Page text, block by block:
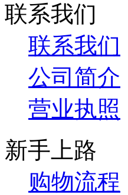
联系我们
联系我们
公司简介
营业执照
新手上路
购物流程